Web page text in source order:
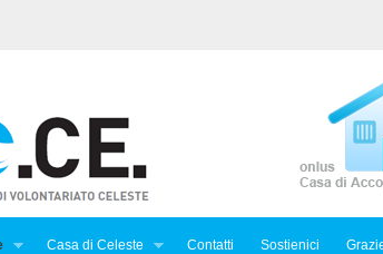
Casa di Celeste Contatti Sostienici